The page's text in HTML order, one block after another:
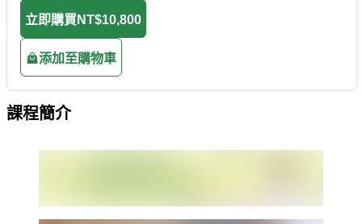
立即購買 NT$10,800
添加至購物車
課程簡介